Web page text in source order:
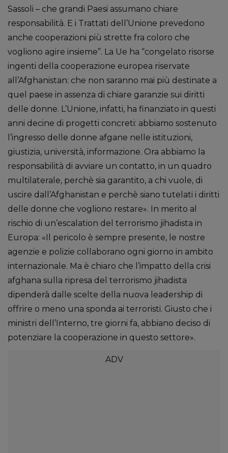
Sassoli – che grandi Paesi assumano chiare
responsabilità. E i Trattati dell’Unione prevedono
anche cooperazioni più strette fra coloro che
vogliono agire insieme”. La Ue ha “congelato risorse
ingenti della cooperazione europea riservate
all’Afghanistan: che non saranno mai più destinate a
quel paese in assenza di chiare garanzie sui diritti
delle donne. L’Unione, infatti, ha finanziato in questi
anni decine di progetti concreti: abbiamo sostenuto
l’ingresso delle donne afgane nelle istituzioni,
giustizia, università, informazione. Ora abbiamo la
responsabilità di avviare un contatto, in un quadro
multilaterale, perchè sia garantito, a chi vuole, di
uscire dall’Afghanistan e perchè siano tutelati i diritti
delle donne che vogliono restare». In merito al
rischio di un’escalation del terrorismo jihadista in
Europa: «Il pericolo è sempre presente, le nostre
agenzie e polizie collaborano ogni giorno in ambito
internazionale. Ma è chiaro che l’impatto della crisi
afghana sulla ripresa del terrorismo jihadista
dipenderà dalle scelte della nuova leadership di
offrire o meno una sponda ai terroristi. Giusto che i
ministri dell’Interno, tre giorni fa, abbiano deciso di
potenziare la cooperazione in questo settore».